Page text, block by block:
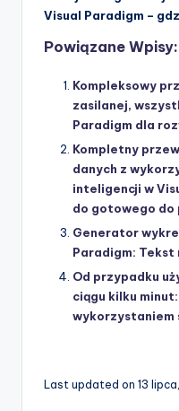
Visual Paradigm –
Powiązane Wpisy:
Kompleksowy
zasilanej,
Paradigm dla
Kompletny
danych z
inteligencji w
do gotowego do
Generator
Paradigm: Tekst
Od przypadku
ciągu kilku
wykorzystaniem
Last updated on 13